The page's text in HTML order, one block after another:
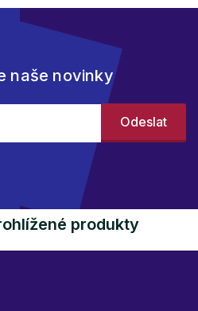
naše novinky
produkty